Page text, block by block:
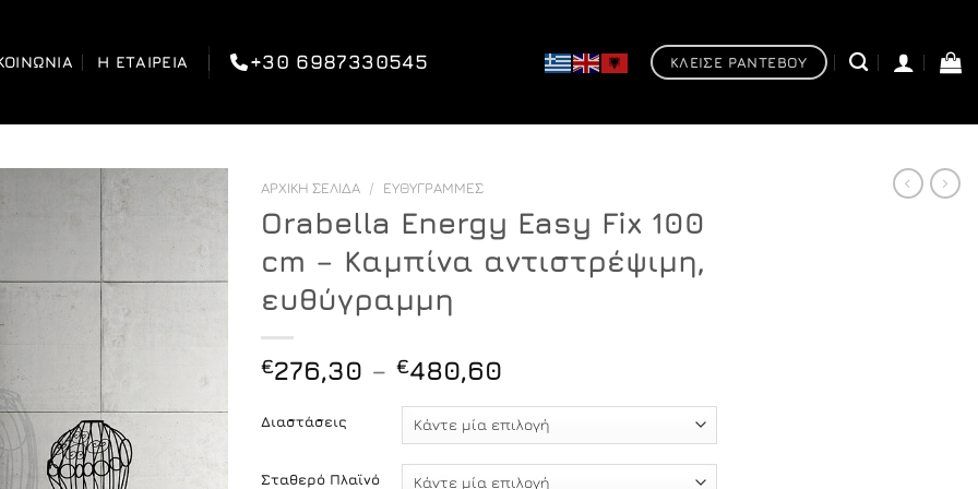
Η ΕΤΑΙΡΕΊΑ +30 6987330545 ΚΛΕΙΣΕ ΡΑΝΤΕΒΟΥ
ΑΡΧΙΚΉ ΣΕΛΊΔΑ / ΕΥΘΎΓΡΑΜΜΕΣ
Orabella Energy Easy Fix 100
cm – Καμπίνα αντιστρέψιμη,
ευθύγραμμη
€276,30 – €480,60
€276,30
through
€480,60
Διαστάσεις
Σταθερό Πλαϊνό